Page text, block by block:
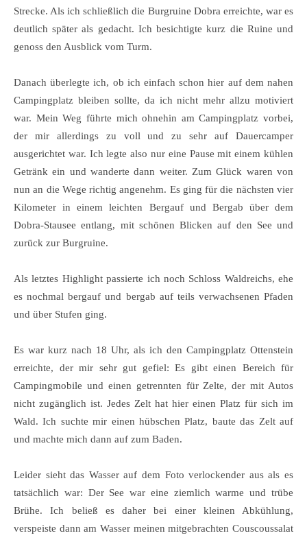
Strecke. Als ich schließlich die Burgruine Dobra erreichte, war es
deutlich später als gedacht. Ich besichtigte kurz die Ruine und
genoss den Ausblick vom Turm.
Danach überlegte ich, ob ich einfach schon hier auf dem nahen
Campingplatz bleiben sollte, da ich nicht mehr allzu motiviert
war. Mein Weg führte mich ohnehin am Campingplatz vorbei,
der mir allerdings zu voll und zu sehr auf Dauercamper
ausgerichtet war. Ich legte also nur eine Pause mit einem kühlen
Getränk ein und wanderte dann weiter. Zum Glück waren von
nun an die Wege richtig angenehm. Es ging für die nächsten vier
Kilometer in einem leichten Bergauf und Bergab über dem
Dobra-Stausee entlang, mit schönen Blicken auf den See und
zurück zur Burgruine.
Als letztes Highlight passierte ich noch Schloss Waldreichs, ehe
es nochmal bergauf und bergab auf teils verwachsenen Pfaden
und über Stufen ging.
Es war kurz nach 18 Uhr, als ich den Campingplatz Ottenstein
erreichte, der mir sehr gut gefiel: Es gibt einen Bereich für
Campingmobile und einen getrennten für Zelte, der mit Autos
nicht zugänglich ist. Jedes Zelt hat hier einen Platz für sich im
Wald. Ich suchte mir einen hübschen Platz, baute das Zelt auf
und machte mich dann auf zum Baden.
Leider sieht das Wasser auf dem Foto verlockender aus als es
tatsächlich war: Der See war eine ziemlich warme und trübe
Brühe. Ich beließ es daher bei einer kleinen Abkühlung,
verspeiste dann am Wasser meinen mitgebrachten Couscoussalat